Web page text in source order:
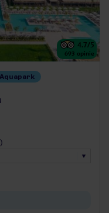
4.7/5
693 opinie
Aquapark